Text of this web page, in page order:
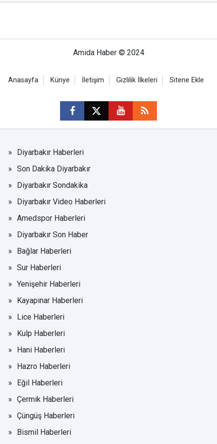
Amida Haber © 2024
Anasayfa Künye İletişim Gizlilik İlkeleri Sitene Ekle
Diyarbakır Haberleri
Son Dakika Diyarbakır
Diyarbakır Sondakika
Diyarbakır Video Haberleri
Amedspor Haberleri
Diyarbakır Son Haber
Bağlar Haberleri
Sur Haberleri
Yenişehir Haberleri
Kayapınar Haberleri
Lice Haberleri
Kulp Haberleri
Hani Haberleri
Hazro Haberleri
Eğil Haberleri
Çermik Haberleri
Çüngüş Haberleri
Bismil Haberleri